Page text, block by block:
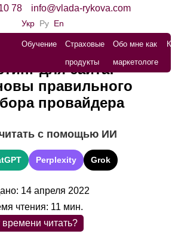
78 info@vlada-rykova.com
Укр Ру En
Обучение
Страховые
продукты
Обо мне как
маркетологе
для сайта:
правильного
провайдера
с помощью ИИ
Perplexity Grok
14 апреля 2022
времени читать?
чтения: 11 мин.